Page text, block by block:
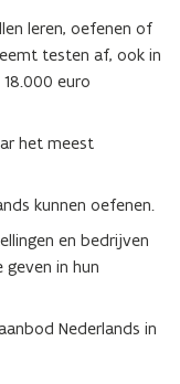
leren, oefenen of
testen af, ook in
euro
het meest
kunnen oefenen.
en bedrijven
geven in hun
Nederlands in